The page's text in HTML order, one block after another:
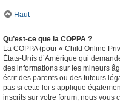
Haut
Qu’est-ce que la COPPA ?
La COPPA (pour « Child Online
États-Unis d’Amérique qui
des informations sur les mineurs
écrit des parents ou des tuteurs
pas si cette loi s’applique
inscrits sur votre forum, nous vous